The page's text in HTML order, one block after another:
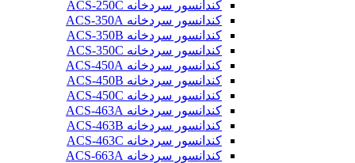
کندانسور سردخانه ACS-250C
کندانسور سردخانه ACS-350A
کندانسور سردخانه ACS-350B
کندانسور سردخانه ACS-350C
کندانسور سردخانه ACS-450A
کندانسور سردخانه ACS-450B
کندانسور سردخانه ACS-450C
کندانسور سردخانه ACS-463A
کندانسور سردخانه ACS-463B
کندانسور سردخانه ACS-463C
کندانسور سردخانه ACS-663A